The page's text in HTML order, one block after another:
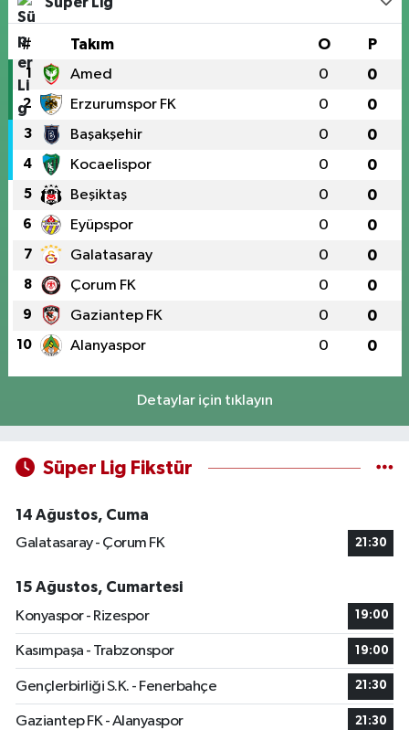
# Takım O P
1 Amed 0 0
2 Erzurumspor FK 0 0
3 Başakşehir 0 0
4 Kocaelispor 0 0
5 Beşiktaş 0 0
6 Eyüpspor 0 0
7 Galatasaray 0 0
8 Çorum FK 0 0
9 Gaziantep FK 0 0
10 Alanyaspor 0 0
Detaylar için tıklayın
Süper Lig Fikstür
14 Ağustos, Cuma
Galatasaray - Çorum FK
21:30
15 Ağustos, Cumartesi
Konyaspor - Rizespor
19:00
Kasımpaşa - Trabzonspor 19:00
Gençlerbirliği S.K. - Fenerbahçe 21:30
Gaziantep FK - Alanyaspor 21:30